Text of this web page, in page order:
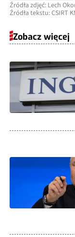
Źródła zdjęć: Lech
Źródła tekstu: CSIRT
Zobacz więcej